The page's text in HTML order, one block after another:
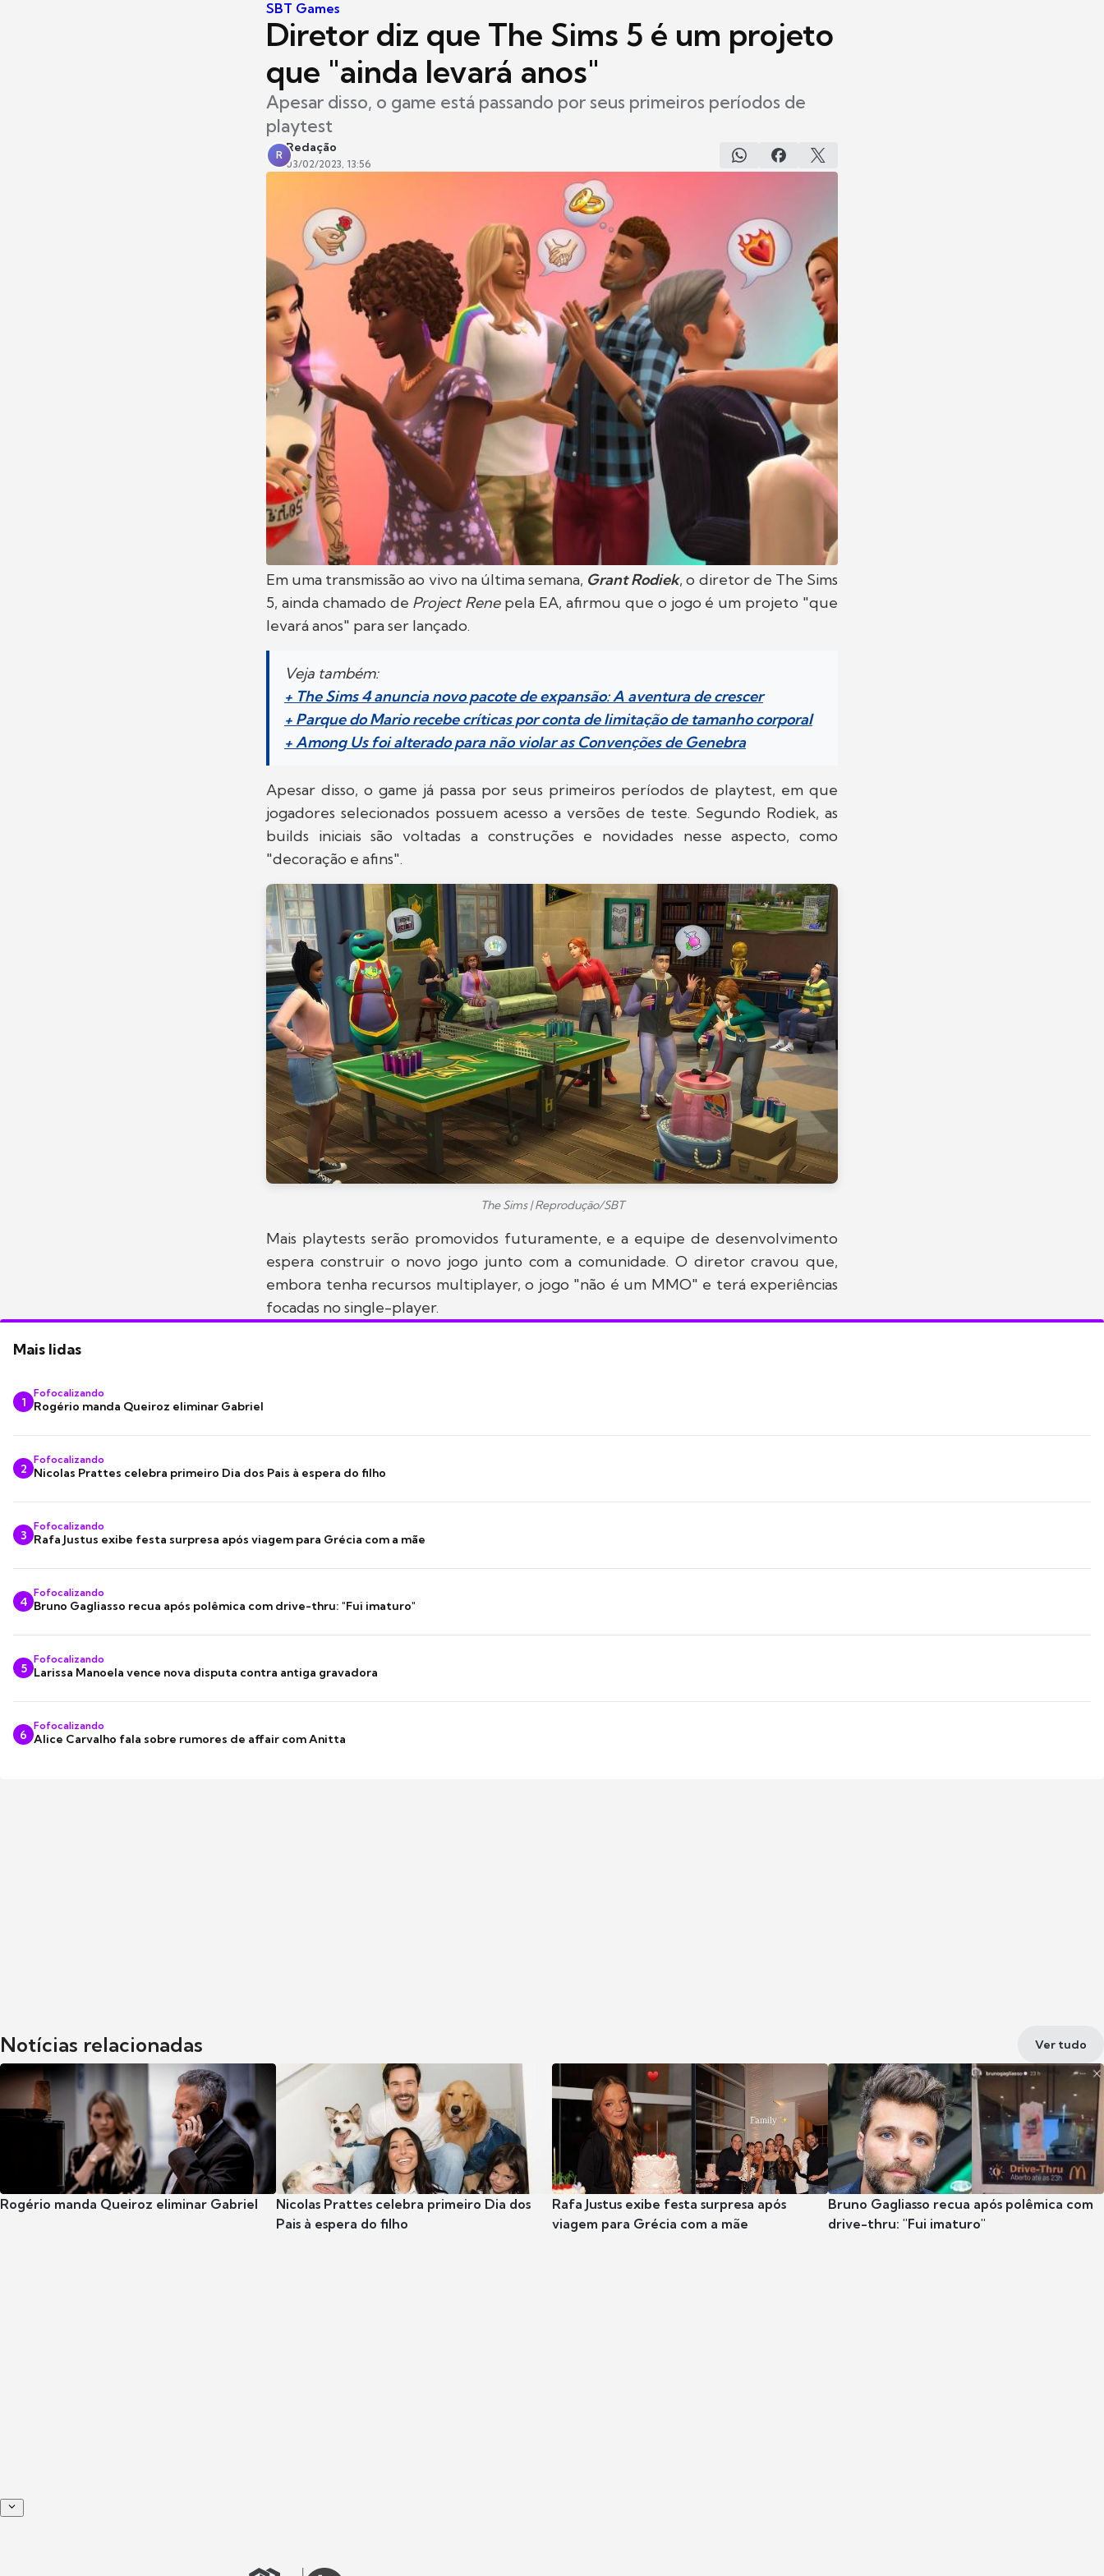
SBT Games
Diretor diz que The Sims 5 é um projeto
que "ainda levará anos"
Apesar disso, o game está passando por seus primeiros períodos de
playtest
R
Redação
03/02/2023, 13:56
Em uma transmissão ao vivo na última semana, Grant Rodiek, o diretor de The Sims
5, ainda chamado de Project Renepela EA, afirmou que o jogo é um projeto "que
levará anos" para ser lançado.
Veja também:
+ The Sims 4 anuncia novo pacote de expansão: A aventura de crescer
+ Parque do Mario recebe críticas por conta de limitação de tamanho corporal
+ Among Us foi alterado para não violar as Convenções de Genebra
Apesar disso, o game já passa por seus primeiros períodos de playtest, em que
jogadores selecionados possuem acesso a versões de teste. Segundo Rodiek, as
builds iniciais são voltadas a construções e novidades nesse aspecto, como
"decoração e afins".
The Sims | Reprodução/SBT
Mais playtests serão promovidos futuramente, e a equipe de desenvolvimento
espera construir o novo jogo junto com a comunidade. O diretor cravou que,
embora tenha recursos multiplayer, o jogo "não é um MMO" e terá experiências
focadas no single-player.
Mais lidas
1
Fofocalizando
Rogério manda Queiroz eliminar Gabriel
2
Fofocalizando
Nicolas Prattes celebra primeiro Dia dos Pais à espera do filho
3
Fofocalizando
Rafa Justus exibe festa surpresa após viagem para Grécia com a mãe
4
Fofocalizando
Bruno Gagliasso recua após polêmica com drive-thru: "Fui imaturo"
5
Fofocalizando
Larissa Manoela vence nova disputa contra antiga gravadora
6
Fofocalizando
Alice Carvalho fala sobre rumores de affair com Anitta
Notícias relacionadas Ver tudo
Rogério manda Queiroz eliminar Gabriel
Nicolas Prattes celebra primeiro Dia dos
Pais à espera do filho
Rafa Justus exibe festa surpresa após
viagem para Grécia com a mãe
Bruno Gagliasso recua após polêmica com
drive-thru: "Fui imaturo"